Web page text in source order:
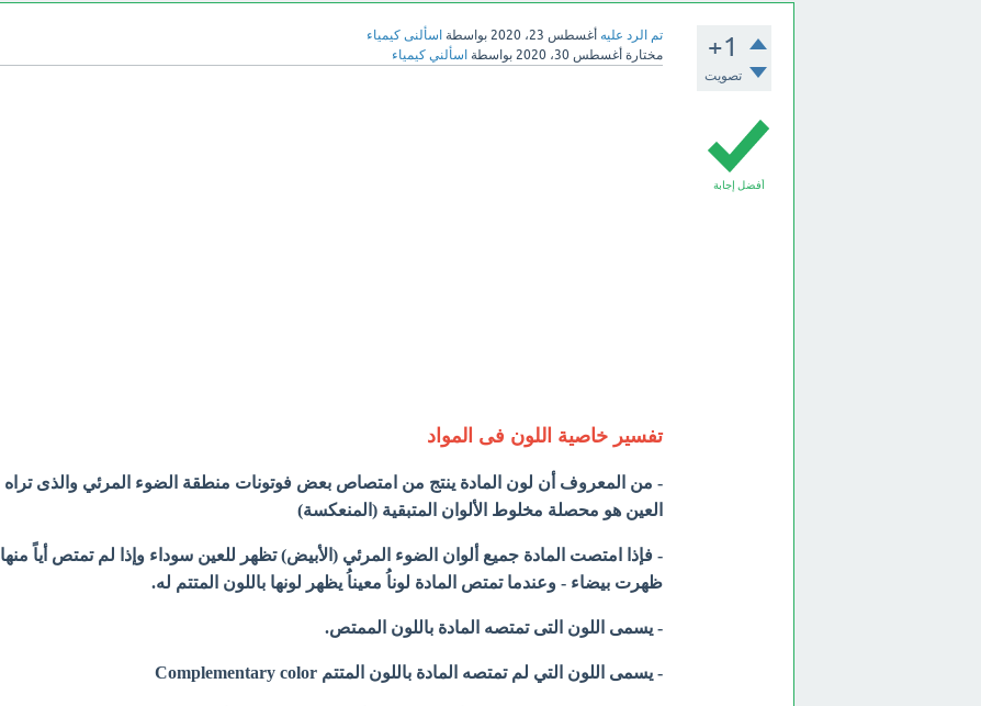
+1
تصويت
تم الرد عليه أغسطس 23، 2020 بواسطة اسألنى كيمياء
مختارة أغسطس 30، 2020 بواسطة اسألني كيمياء
أفضل إجابة
تفسير خاصية اللون فى المواد
- من المعروف أن لون المادة ينتج من امتصاص بعض فوتونات منطقة الضوء المرئي والذى تراه
العين هو محصلة مخلوط الألوان المتبقية (المنعكسة)
- فإذا امتصت المادة جميع ألوان الضوء المرئي (الأبيض) تظهر للعين سوداء وإذا لم تمتص أياً منها
ظهرت بيضاء - وعندما تمتص المادة لوناُ معيناُ يظهر لونها باللون المتتم له.
- يسمى اللون التى تمتصه المادة باللون الممتص.
- يسمى اللون التي لم تمتصه المادة باللون المتتم Complementary color